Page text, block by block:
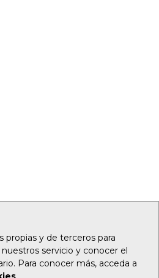
propias y de terceros para
servicio y conocer el
Para conocer más, acceda a